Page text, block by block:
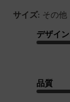
サイズ: その他
デザイン
品質